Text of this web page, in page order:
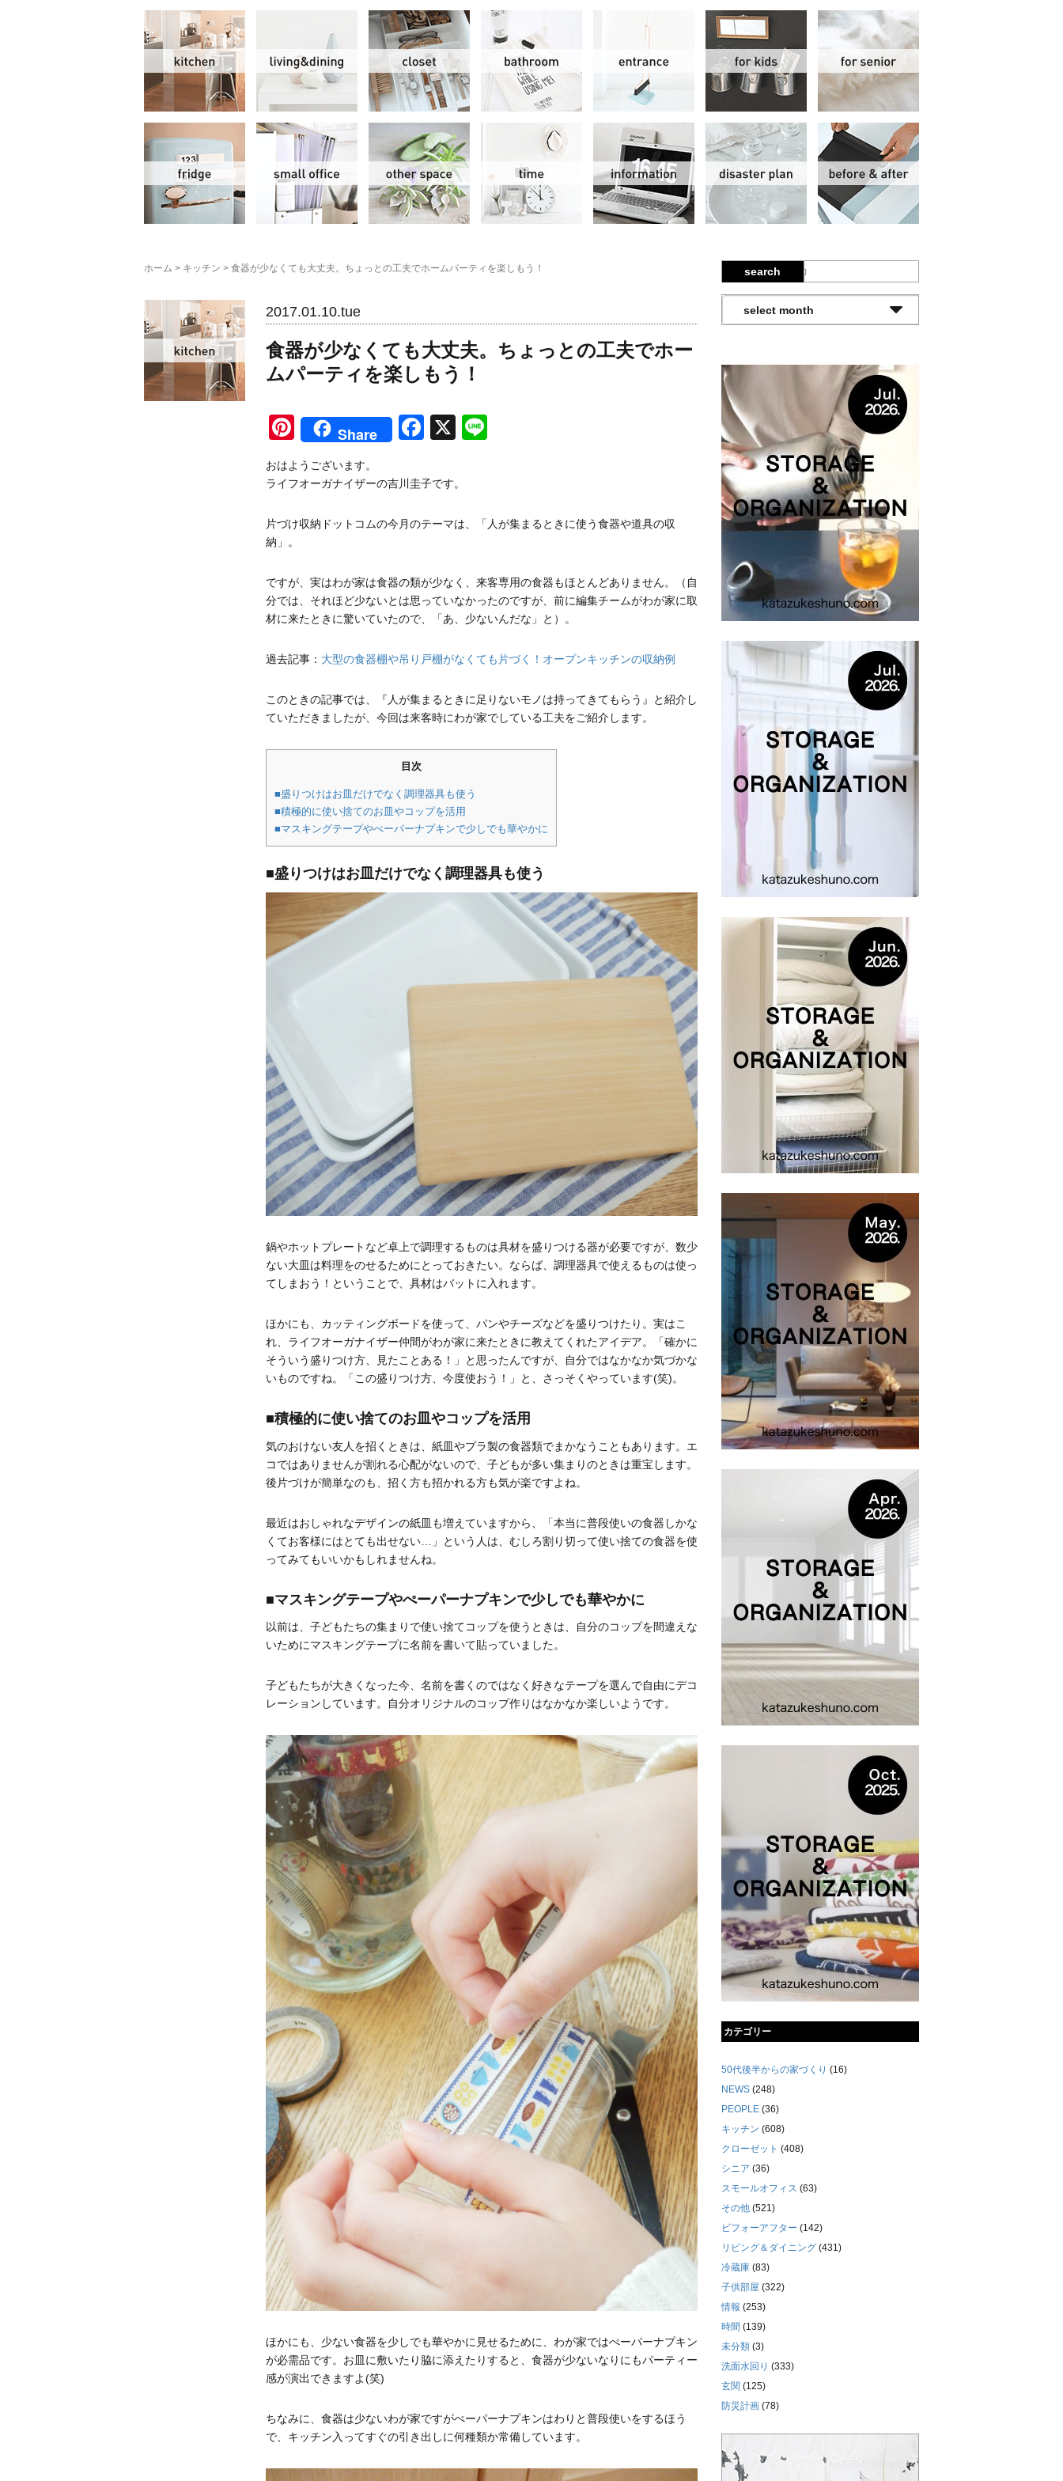
リビング＆ダイニング クローゼット 玄関 子供部屋
冷蔵庫 スモールオフィス 防災計画
ホーム > キッチン > 食器が少なくても大丈夫。ちょっとの工夫でホームパーティを楽しもう！
キッチン
2017.01.10.tue
食器が少なくても大丈夫。ちょっとの工夫でホー
ムパーティを楽しもう！
Pinterest
Share Facebook
X
おはようございます。
ライフオーガナイザーの吉川圭子です。
片づけ収納ドットコムの今月のテーマは、「人が集まるときに使う食器や道具の収
納」。
ですが、実はわが家は食器の類が少なく、来客専用の食器もほとんどありません。（自
分では、それほど少ないとは思っていなかったのですが、前に編集チームがわが家に取
材に来たときに驚いていたので、「あ、少ないんだな」と）。
過去記事： 大型の食器棚や吊り戸棚がなくても片づく！オープンキッチンの収納例
このときの記事では、『人が集まるときに足りないモノは持ってきてもらう』と紹介し
ていただきましたが、今回は来客時にわが家でしている工夫をご紹介します。
目次
■盛りつけはお皿だけでなく調理器具も使う
■積極的に使い捨てのお皿やコップを活用
■マスキングテープやぺーパーナプキンで少しでも華やかに
■盛りつけはお皿だけでなく調理器具も使う
鍋やホットプレートなど卓上で調理するものは具材を盛りつける器が必要ですが、数少
ない大皿は料理をのせるためにとっておきたい。ならば、調理器具で使えるものは使っ
てしまおう！ということで、具材はバットに入れます。
ほかにも、カッティングボードを使って、パンやチーズなどを盛りつけたり。実はこ
れ、ライフオーガナイザー仲間がわが家に来たときに教えてくれたアイデア。「確かに
そういう盛りつけ方、見たことある！」と思ったんですが、自分ではなかなか気づかな
いものですね。「この盛りつけ方、今度使おう！」と、さっそくやっています(笑)。
■積極的に使い捨てのお皿やコップを活用
気のおけない友人を招くときは、紙皿やプラ製の食器類でまかなうこともあります。エ
コではありませんが割れる心配がないので、子どもが多い集まりのときは重宝します。
後片づけが簡単なのも、招く方も招かれる方も気が楽ですよね。
最近はおしゃれなデザインの紙皿も増えていますから、「本当に普段使いの食器しかな
くてお客様にはとても出せない…」という人は、むしろ割り切って使い捨ての食器を使
ってみてもいいかもしれませんね。
■マスキングテープやぺーパーナプキンで少しでも華やかに
以前は、子どもたちの集まりで使い捨てコップを使うときは、自分のコップを間違えな
いためにマスキングテープに名前を書いて貼っていました。
子どもたちが大きくなった今、名前を書くのではなく好きなテープを選んで自由にデコ
レーションしています。自分オリジナルのコップ作りはなかなか楽しいようです。
ほかにも、少ない食器を少しでも華やかに見せるために、わが家ではぺーパーナプキン
が必需品です。お皿に敷いたり脇に添えたりすると、食器が少ないなりにもパーティー
感が演出できますよ(笑)
ちなみに、食器は少ないわが家ですがぺーパーナプキンはわりと普段使いをするほう
で、キッチン入ってすぐの引き出しに何種類か常備しています。
search
カテゴリー
50代後半からの家づくり (16)
NEWS (248)
PEOPLE (36)
キッチン (608)
クローゼット (408)
シニア (36)
スモールオフィス (63)
その他 (521)
ビフォーアフター (142)
リビング＆ダイニング (431)
冷蔵庫 (83)
子供部屋 (322)
情報 (253)
時間 (139)
未分類 (3)
洗面水回り (333)
玄関 (125)
防災計画 (78)